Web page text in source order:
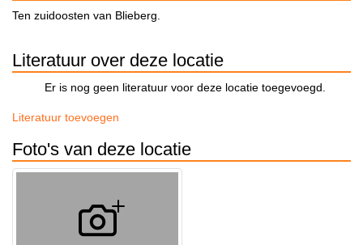
Ten zuidoosten van Blieberg.
Literatuur over deze locatie
Er is nog geen literatuur voor deze locatie toegevoegd.
Literatuur toevoegen
Foto's van deze locatie